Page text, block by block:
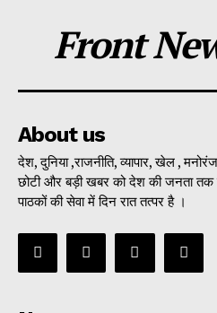
Front
About us
देश, दुनिया ,राजनीति, व्यापार, खेल ,
छोटी और बड़ी खबर को देश की जनता
पाठकों की सेवा में दिन रात तत्पर है ।